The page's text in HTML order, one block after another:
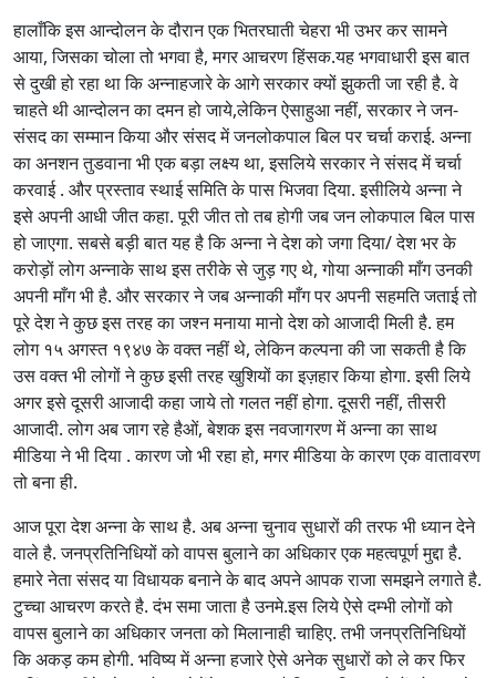
हालाँकि इस आन्दोलन के दौरान एक भितरघाती चेहरा भी उभर कर सामने
आया, जिसका चोला तो भगवा है, मगर आचरण हिंसक.यह भगवाधारी इस बात
से दुखी हो रहा था कि अन्नाहजारे के आगे सरकार क्यों झुकती जा रही है. वे
चाहते थी आन्दोलन का दमन हो जाये,लेकिन ऐसाहुआ नहीं, सरकार ने जन-
संसद का सम्मान किया और संसद में जनलोकपाल बिल पर चर्चा कराई. अन्ना
का अनशन तुडवाना भी एक बड़ा लक्ष्य था, इसलिये सरकार ने संसद में चर्चा
करवाई . और प्रस्ताव स्थाई समिति के पास भिजवा दिया. इसीलिये अन्ना ने
इसे अपनी आधी जीत कहा. पूरी जीत तो तब होगी जब जन लोकपाल बिल पास
हो जाएगा. सबसे बड़ी बात यह है कि अन्ना ने देश को जगा दिया/ देश भर के
करोड़ों लोग अन्नाके साथ इस तरीके से जुड़ गए थे, गोया अन्नाकी माँग उनकी
अपनी माँग भी है. और सरकार ने जब अन्नाकी माँग पर अपनी सहमति जताई तो
पूरे देश ने कुछ इस तरह का जश्न मनाया मानो देश को आजादी मिली है. हम
लोग १५ अगस्त १९४७ के वक्त नहीं थे, लेकिन कल्पना की जा सकती है कि
उस वक्त भी लोगों ने कुछ इसी तरह खुशियों का इज़हार किया होगा. इसी लिये
अगर इसे दूसरी आजादी कहा जाये तो गलत नहीं होगा. दूसरी नहीं, तीसरी
आजादी. लोग अब जाग रहे हैओं, बेशक इस नवजागरण में अन्ना का साथ
मीडिया ने भी दिया . कारण जो भी रहा हो, मगर मीडिया के कारण एक वातावरण
तो बना ही.
आज पूरा देश अन्ना के साथ है. अब अन्ना चुनाव सुधारों की तरफ भी ध्यान देने
वाले है. जनप्रतिनिधियों को वापस बुलाने का अधिकार एक महत्वपूर्ण मुद्दा है.
हमारे नेता संसद या विधायक बनाने के बाद अपने आपक राजा समझने लगाते है.
टुच्चा आचरण करते है. दंभ समा जाता है उनमे.इस लिये ऐसे दम्भी लोगों को
वापस बुलाने का अधिकार जनता को मिलानाही चाहिए. तभी जनप्रतिनिधियों
कि अकड़ कम होगी. भविष्य में अन्ना हजारे ऐसे अनेक सुधारों को ले कर फिर